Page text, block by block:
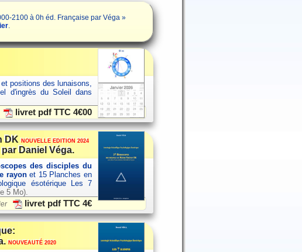
2100 à 0h éd. Française par Véga »
.
positions des lunaisons,
d'ingrès du Soleil dans
livret pdf TTC4€00
DKNOUVELLE EDITION 2024
Daniel Véga.
des disciples du
rayonet 15 Planches en
ésotérique Les 7
5 Mo).
livret pdf TTC4€
NOUVEAUTÉ 2020